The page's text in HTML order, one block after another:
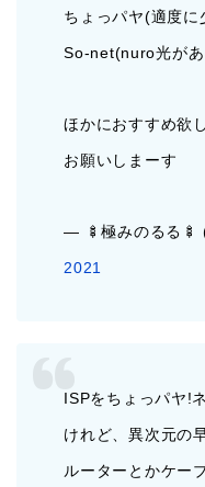
ちょっパヤ(適度に
So-net(nuro光が
ほかにおすすめ欲
お願いしまーす
— 🍢極みのるる
2021
ISPをちょっパヤ!
けれど、異次元の
ルーターとかケー